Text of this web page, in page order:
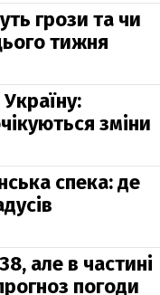
грози та чи
тижня
зміни
спека: де
але в частині
погоди